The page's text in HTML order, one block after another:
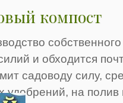
компост
и обходится
садоводу силу,
удобрений, на